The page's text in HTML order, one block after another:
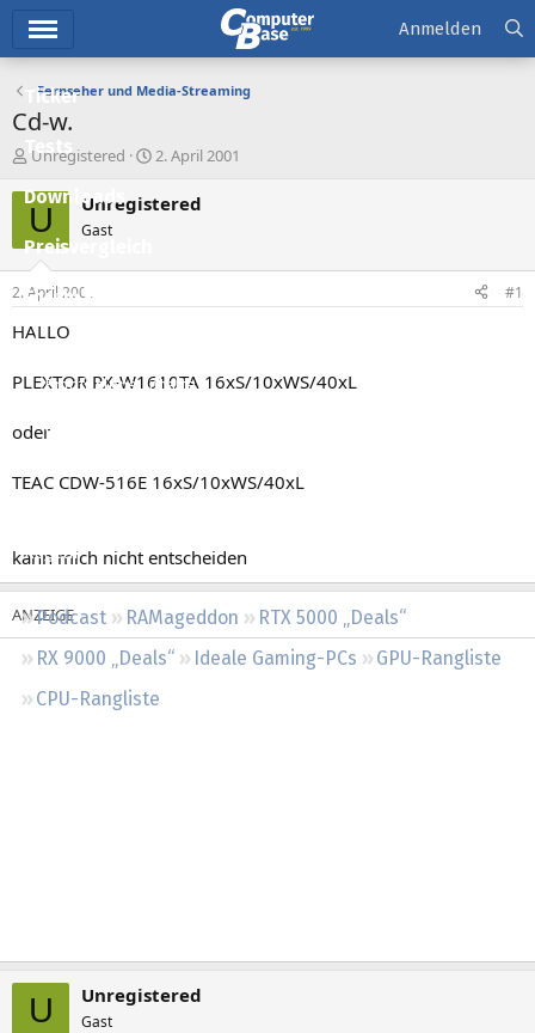
Ticker
Tests
Downloads
Preisvergleich
Forum
Aktuelles
Empfohlene Inhalte
Neue Beiträge
Regeln
Podcast RAMageddon
RTX 5000 „Deals“
RX 9000 „Deals“
Ideale Gaming-PCs
GPU-Rangliste
CPU-Rangliste
Anmelden
Fernseher und Media-Streaming
Cd-w.
E
s
e
l
e
r
Unregistered
E
s
t
2. April 2001
U Unregistered
Gast
2. April 2001 #1
HALLO
PLEXTOR PX-W1610TA 16xS/10xWS/40xL
oder
TEAC CDW-516E 16xS/10xWS/40xL
kann mich nicht entscheiden
U Unregistered
Gast